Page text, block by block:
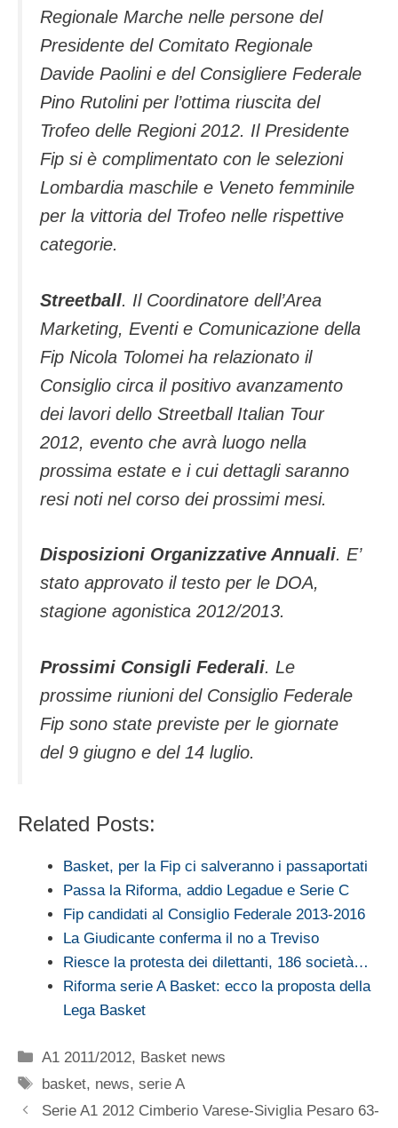
Regionale Marche nelle persone del
Presidente del Comitato Regionale
Davide Paolini e del Consigliere Federale
Pino Rutolini per l’ottima riuscita del
Trofeo delle Regioni 2012. Il Presidente
Fip si è complimentato con le selezioni
Lombardia maschile e Veneto femminile
per la vittoria del Trofeo nelle rispettive
categorie.
Streetball. Il Coordinatore dell’Area
Marketing, Eventi e Comunicazione della
Fip Nicola Tolomei ha relazionato il
Consiglio circa il positivo avanzamento
dei lavori dello Streetball Italian Tour
2012, evento che avrà luogo nella
prossima estate e i cui dettagli saranno
resi noti nel corso dei prossimi mesi.
Disposizioni Organizzative Annuali. E’
stato approvato il testo per le DOA,
stagione agonistica 2012/2013.
Prossimi Consigli Federali. Le
prossime riunioni del Consiglio Federale
Fip sono state previste per le giornate
del 9 giugno e del 14 luglio.
Related Posts:
Basket, per la Fip ci salveranno i passaportati
Passa la Riforma, addio Legadue e Serie C
Fip candidati al Consiglio Federale 2013-2016
La Giudicante conferma il no a Treviso
Riesce la protesta dei dilettanti, 186 società…
Riforma serie A Basket: ecco la proposta della
Lega Basket
Categorie
A1 2011/2012, Basket news
Tag
basket, news,serie A
Serie A1 2012 Cimberio Varese-Siviglia Pesaro 63-